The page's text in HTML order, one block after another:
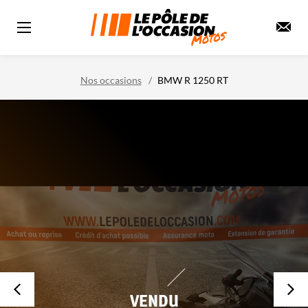
Nos occasions BMW R 1250 RT
VENDU